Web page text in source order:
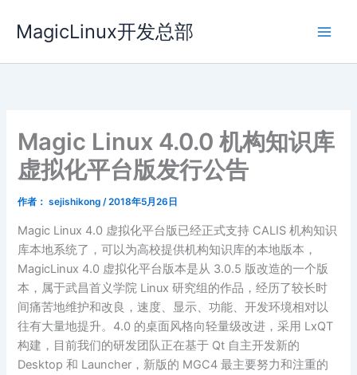
容
MagicLinux开发总部
Magic Linux 4.0.0 机构知识库
虚拟化平台版发行公告
作者： sejishikong/2018年5月26日
Magic Linux 4.0 虚拟化平台版已经正式支持 CALIS 机构知识
库本地系统了，可以为高校提供机构知识库的本地版本，
MagicLinux 4.0 虚拟化平台版本是从 3.0.5 版改造的一个版
本，属于武昌首义学院 Linux 研究组的作品，经历了较长时
间痛苦地维护和改良，速度、显示、功能、开发环境相对以
往有大量地提升。4.0 的桌面风格向轻量级改进，采用 LxQT
构建，目前我们的研发团队正在基于 Qt 自主开发新的
Desktop 和 Launcher，新版的 MGC4 最主要努力和注重的